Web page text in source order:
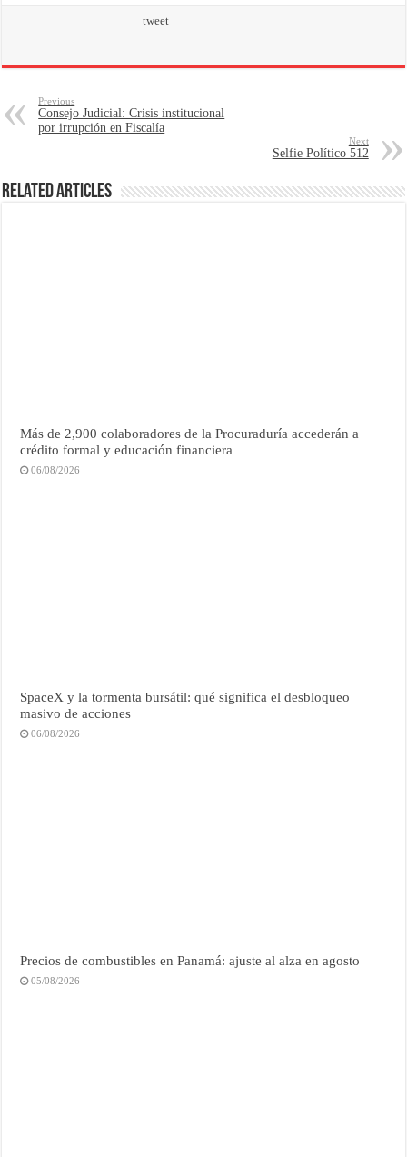
tweet
Previous
Consejo Judicial: Crisis institucional
por irrupción en Fiscalía
Next
Selfie Político 512
Related Articles
Más de 2,900 colaboradores de la Procuraduría accederán a
crédito formal y educación financiera
06/08/2026
SpaceX y la tormenta bursátil: qué significa el desbloqueo
masivo de acciones
06/08/2026
Precios de combustibles en Panamá: ajuste al alza en agosto
05/08/2026